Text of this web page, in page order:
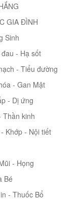
GIA ĐÌNH
Sinh
- Hạ sốt
- Tiểu đường
- Gan Mật
- Dị ứng
Thần kinh
Khớp - Nội tiết
- Họng
Bé
- Thuốc Bổ